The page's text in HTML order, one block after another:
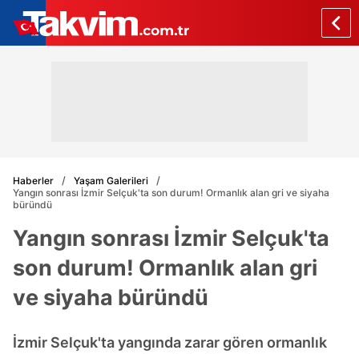
Haberler
Yaşam Galerileri
Yangın sonrası İzmir Selçuk'ta son durum! Ormanlık alan gri ve siyaha
büründü
Yangın sonrası İzmir Selçuk'ta
son durum! Ormanlık alan gri
ve siyaha büründü
İzmir Selçuk'ta yangında zarar gören ormanlık